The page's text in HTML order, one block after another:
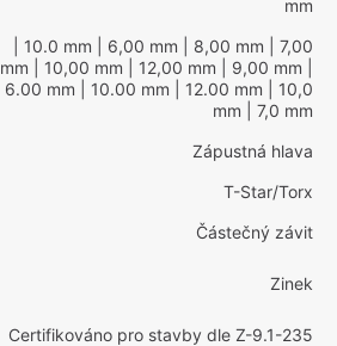
mm
| 10.0 mm | 6,00 mm | 8,00 mm | 7,00
mm | 10,00 mm | 12,00 mm | 9,00 mm
6.00 mm | 10.00 mm | 12.00 mm | 10,0
mm | 7,0 mm
Zápustná hlava
T-Star/Torx
Částečný závit
Zinek
Certifikováno pro stavby dle Z-9.1-235